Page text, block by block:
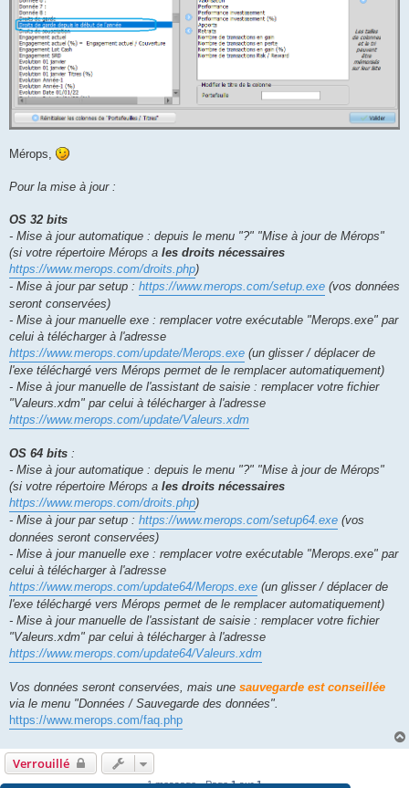
Mérops,
Pour la mise à jour :
OS 32 bits
- Mise à jour automatique : depuis le menu "?" "Mise à jour de Mérops"
(si votre répertoire Mérops a les droits nécessaires
https://www.merops.com/droits.php)
- Mise à jour par setup : https://www.merops.com/setup.exe (vos données
seront conservées)
- Mise à jour manuelle exe : remplacer votre exécutable "Merops.exe" par
celui à télécharger à l'adresse
https://www.merops.com/update/Merops.exe (un glisser / déplacer de
l'exe téléchargé vers Mérops permet de le remplacer automatiquement)
- Mise à jour manuelle de l'assistant de saisie : remplacer votre fichier
"Valeurs.xdm" par celui à télécharger à l'adresse
https://www.merops.com/update/Valeurs.xdm
OS 64 bits :
- Mise à jour automatique : depuis le menu "?" "Mise à jour de Mérops"
(si votre répertoire Mérops a les droits nécessaires
https://www.merops.com/droits.php)
- Mise à jour par setup : https://www.merops.com/setup64.exe (vos
données seront conservées)
- Mise à jour manuelle exe : remplacer votre exécutable "Merops.exe" par
celui à télécharger à l'adresse
https://www.merops.com/update64/Merops.exe (un glisser / déplacer de
l'exe téléchargé vers Mérops permet de le remplacer automatiquement)
- Mise à jour manuelle de l'assistant de saisie : remplacer votre fichier
"Valeurs.xdm" par celui à télécharger à l'adresse
https://www.merops.com/update64/Valeurs.xdm
Vos données seront conservées, mais une sauvegarde est conseillée
via le menu "Données / Sauvegarde des données".
https://www.merops.com/faq.php
Verrouillé
1 message • Page1sur1